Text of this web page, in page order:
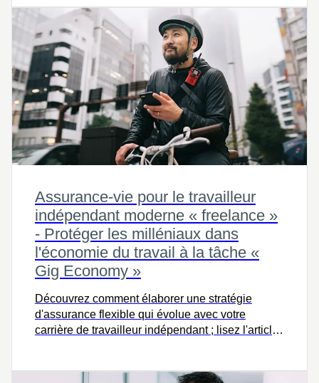
Assurance-vie pour le travailleur
indépendant moderne « freelance »
- Protéger les milléniaux dans
l'économie du travail à la tâche «
Gig Economy »
Découvrez comment élaborer une stratégie
d'assurance flexible qui évolue avec votre
carrière de travailleur indépendant ; lisez l'article